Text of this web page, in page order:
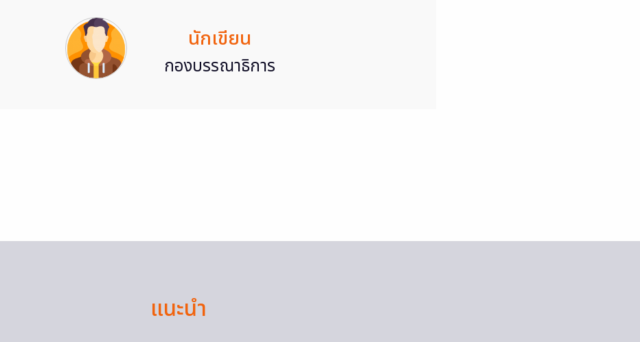
นักเขียน
กองบรรณาธิการ
แนะนำ